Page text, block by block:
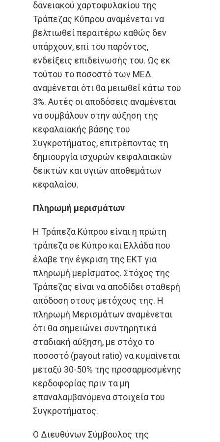
δανειακού χαρτοφυλακίου της
Τράπεζας Κύπρου αναμένεται να
βελτιωθεί περαιτέρω καθώς δεν
υπάρχουν, επί του παρόντος,
ενδείξεις επιδείνωσής του. Ως εκ
τούτου το ποσοστό των ΜΕΔ
αναμένεται ότι θα μειωθεί κάτω του
3%. Αυτές οι αποδόσεις αναμένεται
να συμβάλουν στην αύξηση της
κεφαλαιακής βάσης του
Συγκροτήματος, επιτρέποντας τη
δημιουργία ισχυρών κεφαλαιακών
δεικτών και υγιών αποθεμάτων
κεφαλαίου.
Πληρωμή μερισμάτων
Η Τράπεζα Κύπρου είναι η πρώτη
τράπεζα σε Κύπρο και Ελλάδα που
έλαβε την έγκριση της ΕΚΤ για
πληρωμή μερίσματος. Στόχος της
Τράπεζας είναι να αποδίδει σταθερή
απόδοση στους μετόχους της. Η
πληρωμή Μερισμάτων αναμένεται
ότι θα σημειώνει συντηρητικά
σταδιακή αύξηση, με στόχο το
ποσοστό (payout ratio) να κυμαίνεται
μεταξύ 30-50% της προσαρμοσμένης
κερδοφορίας πριν τα μη
επαναλαμβανόμενα στοιχεία του
Συγκροτήματος.
O Διευθύνων Σύμβουλος της